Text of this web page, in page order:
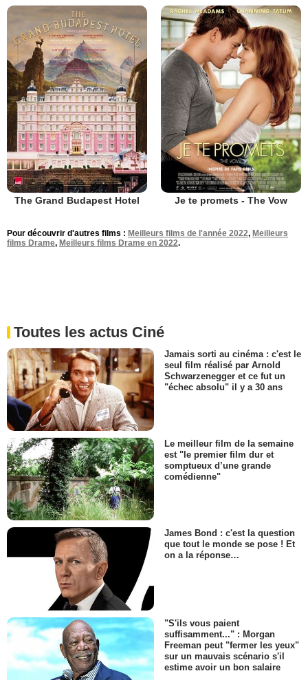
The Grand Budapest Hotel Je te promets - The Vow
Pour découvrir d'autres films : Meilleurs films de l'année 2022, Meilleurs
films Drame, Meilleurs films Drame en 2022.
Toutes les actus Ciné
Jamais sorti au cinéma : c'est le
seul film réalisé par Arnold
Schwarzenegger et ce fut un
"échec absolu" il y a 30 ans
Le meilleur film de la semaine
est "le premier film dur et
somptueux d’une grande
comédienne"
James Bond : c'est la question
que tout le monde se pose ! Et
on a la réponse…
"S'ils vous paient
suffisamment..." : Morgan
Freeman peut "fermer les yeux"
sur un mauvais scénario s'il
estime avoir un bon salaire